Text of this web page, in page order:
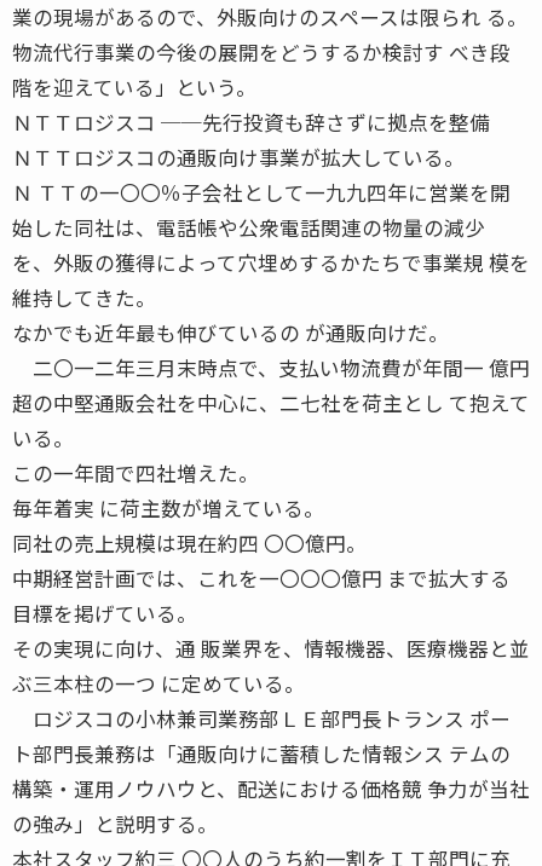
業の現場があるので、外販向けのスペースは限られ る。
物流代行事業の今後の展開をどうするか検討す べき段
階を迎えている」という。
ＮＴＴロジスコ ──先行投資も辞さずに拠点を整備
ＮＴＴロジスコの通販向け事業が拡大している。
Ｎ ＴＴの一〇〇％子会社として一九九四年に営業を開
始した同社は、電話帳や公衆電話関連の物量の減少
を、外販の獲得によって穴埋めするかたちで事業規 模を
維持してきた。
なかでも近年最も伸びているの が通販向けだ。
二〇一二年三月末時点で、支払い物流費が年間一 億円
超の中堅通販会社を中心に、二七社を荷主とし て抱えて
いる。
この一年間で四社増えた。
毎年着実 に荷主数が増えている。
同社の売上規模は現在約四 〇〇億円。
中期経営計画では、これを一〇〇〇億円 まで拡大する
目標を掲げている。
その実現に向け、通 販業界を、情報機器、医療機器と並
ぶ三本柱の一つ に定めている。
ロジスコの小林兼司業務部ＬＥ部門長トランス ポー
ト部門長兼務は「通販向けに蓄積した情報シス テムの
構築・運用ノウハウと、配送における価格競 争力が当社
の強み」と説明する。
本社スタッフ約三 〇〇人のうち約一割をＩＴ部門に充